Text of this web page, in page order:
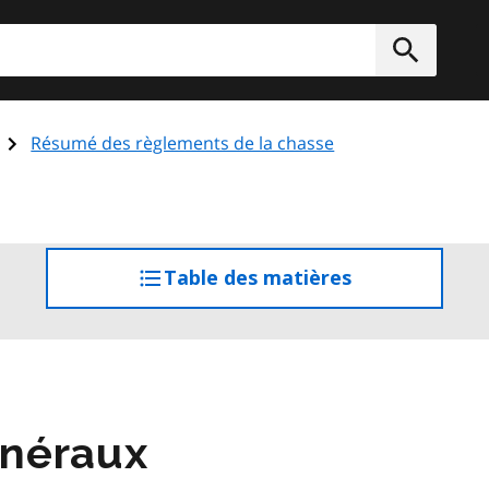
Résumé des règlements de la chasse
Table des matièresaccéder
à